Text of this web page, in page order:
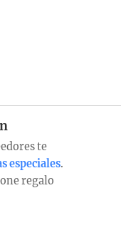
te
especiales.
regalo